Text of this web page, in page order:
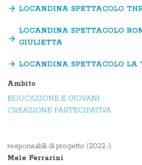
LOCANDINA SPETTACOLO
arrow_forward
LOCANDINA SPETTACOLO
GIULIETTA
arrow_forward
LOCANDINA SPETTACOLO LA
arrow_forward
Ambito
EDUCAZIONE E GIOVANI
CREAZIONE PARTECIPATIVA
responsabili di progetto (2022-):
Mele Ferrarini